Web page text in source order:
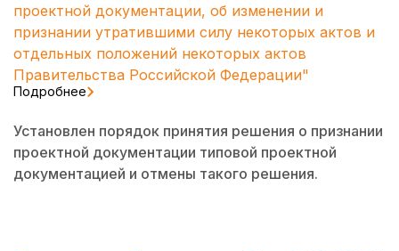
проектной документации, об изменении и
признании утратившими силу некоторых актов и
отдельных положений некоторых актов
Правительства Российской Федерации"
Подробнее
Установлен порядок принятия решения о признании
проектной документации типовой проектной
документацией и отмены такого решения.